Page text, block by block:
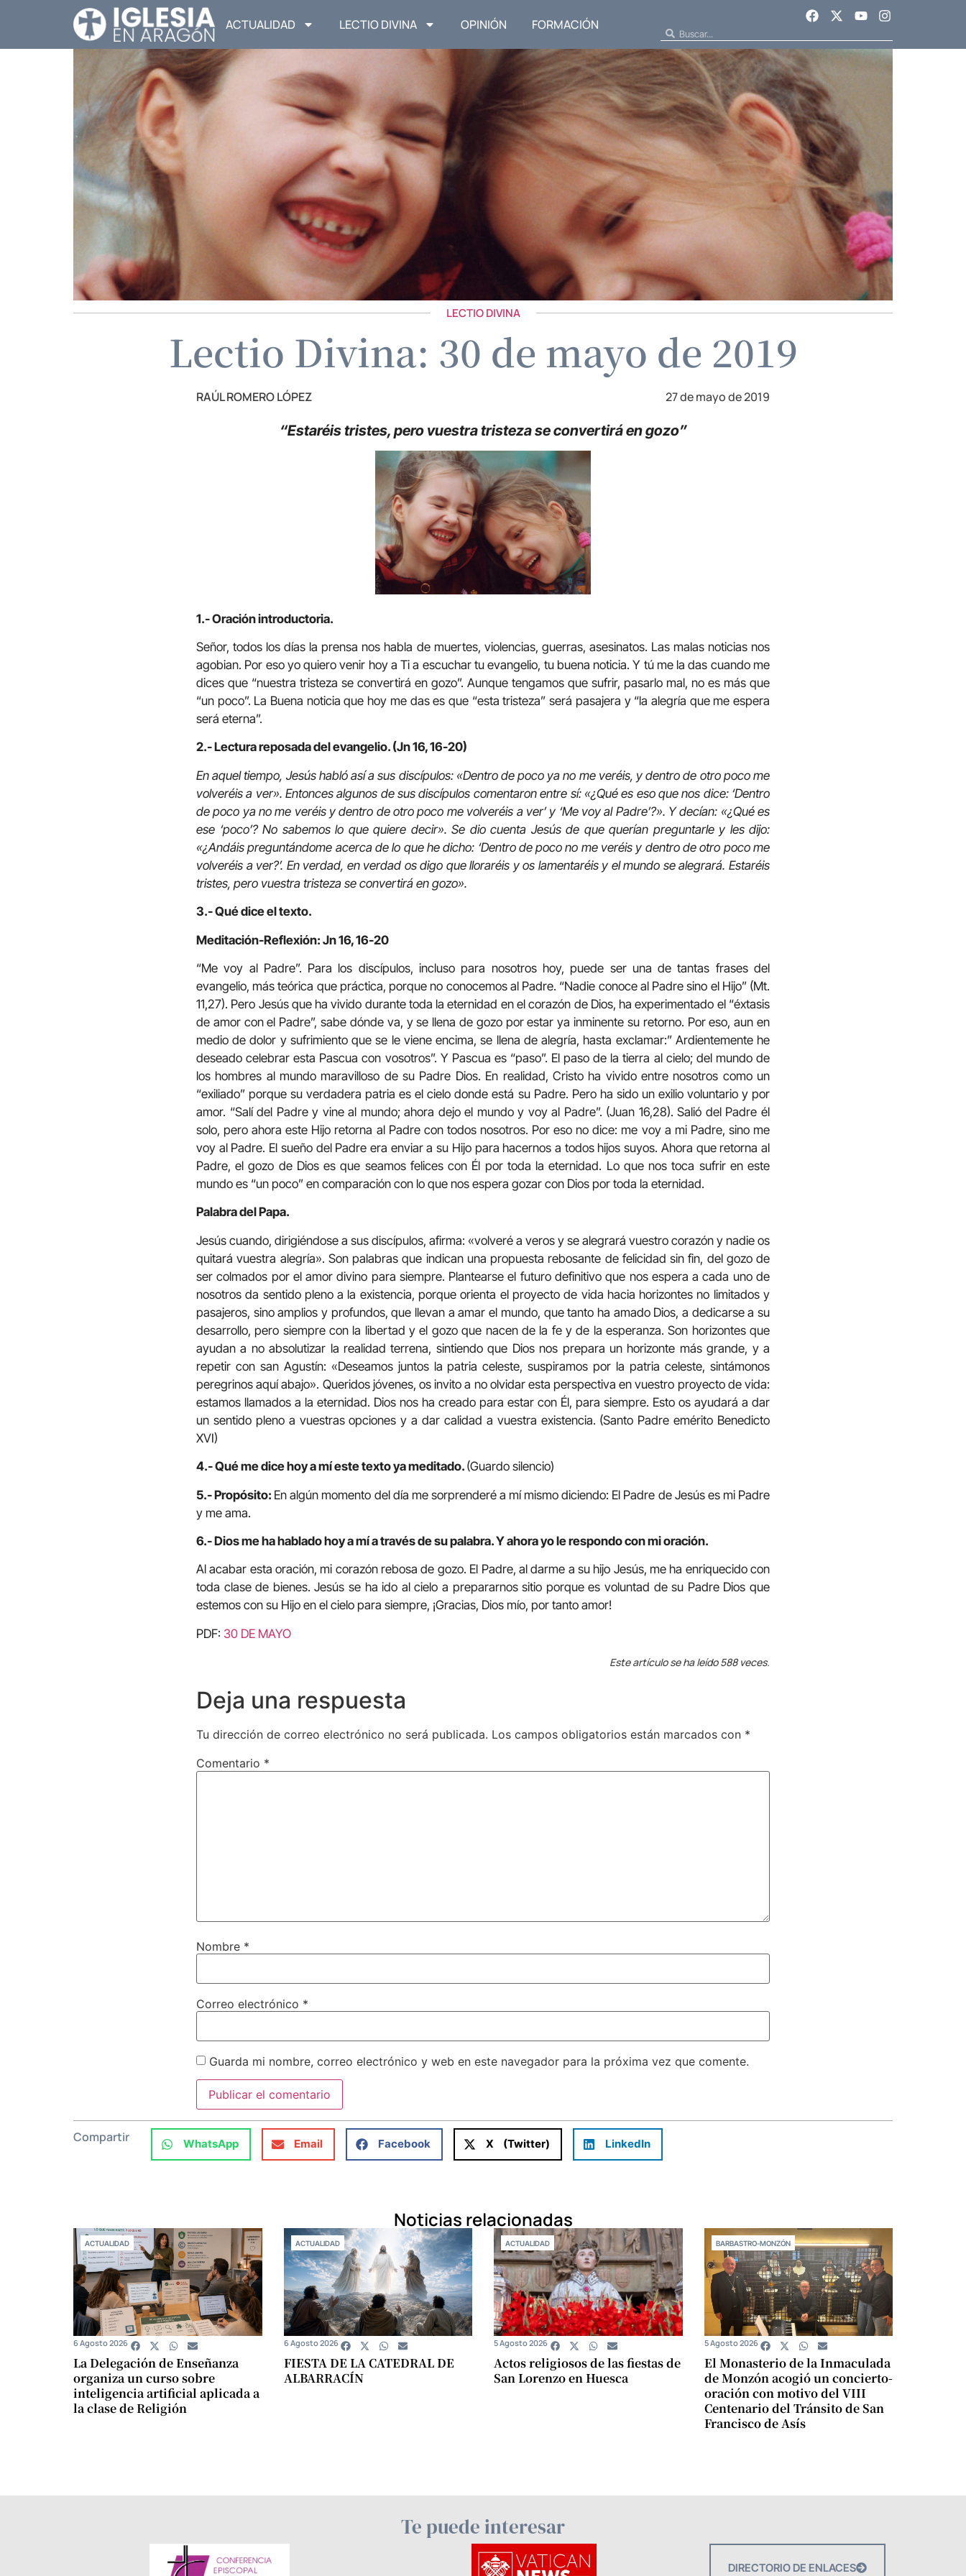
ACTUALIDAD LECTIO DIVINA OPINIÓN FORMACIÓN
LECTIO DIVINA
Lectio Divina: 30 de mayo de 2019
RAÚL ROMERO LÓPEZ 27 de mayo de 2019
“Estaréis tristes, pero vuestra tristeza se convertirá en gozo”
1.- Oración introductoria.
Señor, todos los días la prensa nos habla de muertes, violencias, guerras, asesinatos. Las malas noticias nos
agobian. Por eso yo quiero venir hoy a Ti a escuchar tu evangelio, tu buena noticia. Y tú me la das cuando me
dices que “nuestra tristeza se convertirá en gozo”. Aunque tengamos que sufrir, pasarlo mal, no es más que
“un poco”. La Buena noticia que hoy me das es que “esta tristeza” será pasajera y “la alegría que me espera
será eterna”.
2.- Lectura reposada del evangelio. (Jn 16, 16-20)
En aquel tiempo, Jesús habló así a sus discípulos: «Dentro de poco ya no me veréis, y dentro de otro poco me
volveréis a ver». Entonces algunos de sus discípulos comentaron entre sí: «¿Qué es eso que nos dice: ‘Dentro
de poco ya no me veréis y dentro de otro poco me volveréis a ver’ y ‘Me voy al Padre’?». Y decían: «¿Qué es
ese ‘poco’? No sabemos lo que quiere decir». Se dio cuenta Jesús de que querían preguntarle y les dijo:
«¿Andáis preguntándome acerca de lo que he dicho: ‘Dentro de poco no me veréis y dentro de otro poco me
volveréis a ver?’. En verdad, en verdad os digo que lloraréis y os lamentaréis y el mundo se alegrará. Estaréis
tristes, pero vuestra tristeza se convertirá en gozo».
3.- Qué dice el texto.
Meditación-Reflexión: Jn 16, 16-20
“Me voy al Padre”. Para los discípulos, incluso para nosotros hoy, puede ser una de tantas frases del
evangelio, más teórica que práctica, porque no conocemos al Padre. “Nadie conoce al Padre sino el Hijo” (Mt.
11,27). Pero Jesús que ha vivido durante toda la eternidad en el corazón de Dios, ha experimentado el “éxtasis
de amor con el Padre”, sabe dónde va, y se llena de gozo por estar ya inminente su retorno. Por eso, aun en
medio de dolor y sufrimiento que se le viene encima, se llena de alegría, hasta exclamar:” Ardientemente he
deseado celebrar esta Pascua con vosotros”. Y Pascua es “paso”. El paso de la tierra al cielo; del mundo de
los hombres al mundo maravilloso de su Padre Dios. En realidad, Cristo ha vivido entre nosotros como un
“exiliado” porque su verdadera patria es el cielo donde está su Padre. Pero ha sido un exilio voluntario y por
amor. “Salí del Padre y vine al mundo; ahora dejo el mundo y voy al Padre”. (Juan 16,28). Salió del Padre él
solo, pero ahora este Hijo retorna al Padre con todos nosotros. Por eso no dice: me voy a mi Padre, sino me
voy al Padre. El sueño del Padre era enviar a su Hijo para hacernos a todos hijos suyos. Ahora que retorna al
Padre, el gozo de Dios es que seamos felices con Él por toda la eternidad. Lo que nos toca sufrir en este
mundo es “un poco” en comparación con lo que nos espera gozar con Dios por toda la eternidad.
Palabra del Papa.
Jesús cuando, dirigiéndose a sus discípulos, afirma: «volveré a veros y se alegrará vuestro corazón y nadie os
quitará vuestra alegría». Son palabras que indican una propuesta rebosante de felicidad sin fin, del gozo de
ser colmados por el amor divino para siempre. Plantearse el futuro definitivo que nos espera a cada uno de
nosotros da sentido pleno a la existencia, porque orienta el proyecto de vida hacia horizontes no limitados y
pasajeros, sino amplios y profundos, que llevan a amar el mundo, que tanto ha amado Dios, a dedicarse a su
desarrollo, pero siempre con la libertad y el gozo que nacen de la fe y de la esperanza. Son horizontes que
ayudan a no absolutizar la realidad terrena, sintiendo que Dios nos prepara un horizonte más grande, y a
repetir con san Agustín: «Deseamos juntos la patria celeste, suspiramos por la patria celeste, sintámonos
peregrinos aquí abajo». Queridos jóvenes, os invito a no olvidar esta perspectiva en vuestro proyecto de vida:
estamos llamados a la eternidad. Dios nos ha creado para estar con Él, para siempre. Esto os ayudará a dar
un sentido pleno a vuestras opciones y a dar calidad a vuestra existencia. (Santo Padre emérito Benedicto
XVI)
4.- Qué me dice hoy a mí este texto ya meditado. (Guardo silencio)
5.- Propósito: En algún momento del día me sorprenderé a mí mismo diciendo: El Padre de Jesús es mi Padre
y me ama.
6.- Dios me ha hablado hoy a mí a través de su palabra. Y ahora yo le respondo con mi oración.
Al acabar esta oración, mi corazón rebosa de gozo. El Padre, al darme a su hijo Jesús, me ha enriquecido con
toda clase de bienes. Jesús se ha ido al cielo a prepararnos sitio porque es voluntad de su Padre Dios que
estemos con su Hijo en el cielo para siempre, ¡Gracias, Dios mío, por tanto amor!
PDF: 30 DE MAYO
Este artículo se ha leído 588 veces.
Deja una respuesta
Tu dirección de correo electrónico no será publicada. Los campos obligatorios están marcados con *
Comentario *
Nombre *
Correo electrónico *
Guarda mi nombre, correo electrónico y web en este navegador para la próxima vez que comente.
Compartir WhatsApp Email Facebook X (Twitter) LinkedIn
Noticias relacionadas
ACTUALIDAD
La Delegación de Enseñanza
organiza un curso sobre
inteligencia artificial aplicada a
la clase de Religión
6 Agosto 2026
ACTUALIDAD
FIESTA DE LA CATEDRAL DE
ALBARRACÍN
6 Agosto 2026
ACTUALIDAD
Actos religiosos de las fiestas de
San Lorenzo en Huesca
5 Agosto 2026
BARBASTRO-MONZÓN
El Monasterio de la Inmaculada
de Monzón acogió un concierto-
oración con motivo del VIII
Centenario del Tránsito de San
Francisco de Asís
5 Agosto 2026
Te puede interesar
DIRECTORIO DE ENLACES